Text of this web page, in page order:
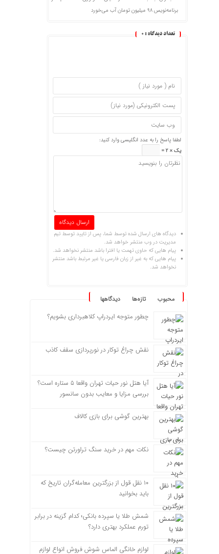
برنامه‌نویس ۹۸ میلیون تومان آب می‌خورد
تعداد دیدگاه : 0
لطفا پاسخ را به عدد انگلیسی وارد کنید:
یک × 2 =
دیدگاه های ارسال شده توسط شما، پس از تایید توسط تیم
مدیریت در وب منتشر خواهد شد.
پیام هایی که حاوی تهمت یا افترا باشد منتشر نخواهد شد.
پیام هایی که به غیر از زبان فارسی یا غیر مرتبط باشد منتشر
نخواهد شد.
محبوب تازه‌ها دیدگاهها
چطور متوجه ایردراپ کلاهبرداری بشویم؟
نقش چراغ توکار در نورپردازی سقف کاذب
آیا هتل نور حیات تهران واقعا ۵ ستاره است؟
بررسی مزایا و معایب بدون سانسور
بهترین گوشی برای بازی کالاف
نکات مهم در خرید سنگ تراورتن چیست؟
۱۰ نقل قول از بزرگترین معامله‌گران تاریخ که
باید بخوانید
شمش طلا یا سپرده بانکی؛ کدام گزینه در برابر
تورم عملکرد بهتری دارد؟
لوازم خانگی الماس شوش فروش انواع لوازم